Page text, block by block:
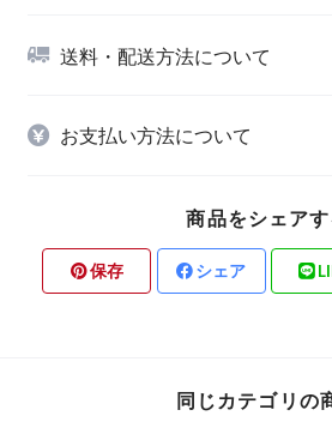
送料・配送方法について
お支払い方法について
商品をシェアす
保存 シェア
同じカテゴリの